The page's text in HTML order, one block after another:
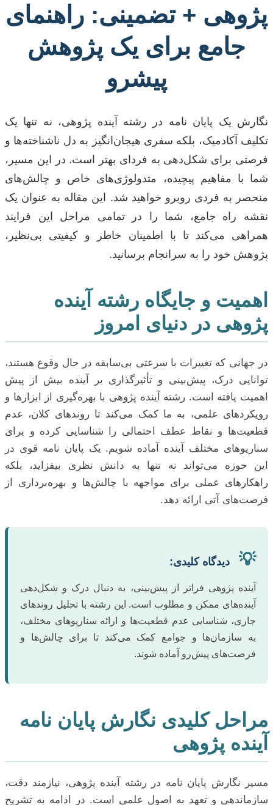
پژوهی + تضمینی: راهنمای
جامع برای یک پژوهش
پیشرو
نگارش یک پایان نامه در رشته آینده پژوهی، نه تنها یک
تکلیف آکادمیک، بلکه سفری هیجان‌انگیز به دل ناشناخته‌ها و
فرصتی برای شکل‌دهی به فردای بهتر است. در این مسیر،
شما با مفاهیم پیچیده، متدولوژی‌های خاص و چالش‌های
منحصر به فردی روبرو خواهید شد. این مقاله به عنوان یک
نقشه راه جامع، شما را در تمامی مراحل این فرایند
همراهی می‌کند تا با اطمینان خاطر و کیفیتی بی‌نظیر،
پژوهش خود را به سرانجام برسانید.
اهمیت و جایگاه رشته آینده
پژوهی در دنیای امروز
در جهانی که تغییرات با سرعتی بی‌سابقه در حال وقوع هستند،
توانایی درک، پیش‌بینی و تأثیرگذاری بر آینده بیش از پیش
اهمیت یافته است. رشته آینده پژوهی با بهره‌گیری از ابزارها و
رویکردهای علمی، به ما کمک می‌کند تا روندهای کلان، عدم
قطعیت‌ها و نقاط عطف احتمالی را شناسایی کرده و برای
سناریوهای مختلف آینده آماده شویم. یک پایان نامه قوی در
این حوزه می‌تواند نه تنها به دانش نظری بیفزاید، بلکه
راهکارهای عملی برای مواجهه با چالش‌ها و بهره‌برداری از
فرصت‌های آتی ارائه دهد.
💡 دیدگاه کلیدی:
آینده پژوهی فراتر از پیش‌بینی، به دنبال درک و شکل‌دهی
آینده‌های ممکن و مطلوب است. این رشته با تحلیل روندهای
جاری، شناسایی عدم قطعیت‌ها و ارائه سناریوهای مختلف،
به سازمان‌ها و جوامع کمک می‌کند تا برای چالش‌ها و
فرصت‌های پیش‌رو آماده شوند.
مراحل کلیدی نگارش پایان نامه
آینده پژوهی
مسیر نگارش پایان نامه در رشته آینده پژوهی، نیازمند دقت،
سازماندهی و تعهد به اصول علمی است. در ادامه به تشریح